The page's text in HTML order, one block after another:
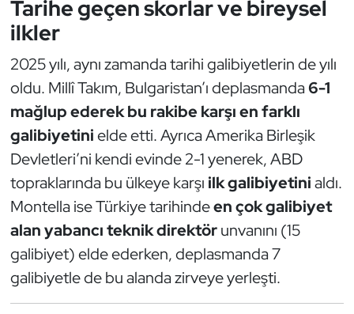
Tarihe geçen skorlar ve bireysel
ilkler
2025 yılı, aynı zamanda tarihi galibiyetlerin de yılı
oldu. Millî Takım, Bulgaristan’ı deplasmanda6-1
mağlup ederek bu rakibe karşı en farklı
galibiyetinielde etti. Ayrıca Amerika Birleşik
Devletleri’ni kendi evinde 2-1 yenerek, ABD
topraklarında bu ülkeye karşı ilk galibiyetinialdı.
Montella ise Türkiye tarihindeen çok galibiyet
alan yabancı teknik direktörunvanını (15
galibiyet) elde ederken, deplasmanda 7
galibiyetle de bu alanda zirveye yerleşti.